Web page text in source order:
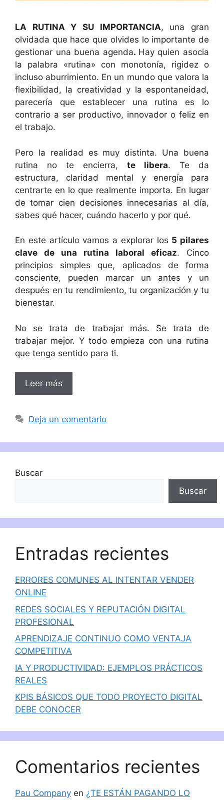
LA RUTINA Y SU IMPORTANCIA, una gran
olvidada que hace que olvides lo importante de
gestionar una buena agenda. Hay quien asocia
la palabra «rutina» con monotonía, rigidez o
incluso aburrimiento. En un mundo que valora la
flexibilidad, la creatividad y la espontaneidad,
parecería que establecer una rutina es lo
contrario a ser productivo, innovador o feliz en
el trabajo.
Pero la realidad es muy distinta. Una buena
rutina no te encierra, te libera. Te da
estructura, claridad mental y energía para
centrarte en lo que realmente importa. En lugar
de tomar cien decisiones innecesarias al día,
sabes qué hacer, cuándo hacerlo y por qué.
En este artículo vamos a explorar los 5 pilares
clave de una rutina laboral eficaz. Cinco
principios simples que, aplicados de forma
consciente, pueden marcar un antes y un
después en tu rendimiento, tu organización y tu
bienestar.
No se trata de trabajar más. Se trata de
trabajar mejor. Y todo empieza con una rutina
que tenga sentido para ti.
Leer más
Deja un comentario
Buscar
Buscar
Entradas recientes
ERRORES COMUNES AL INTENTAR VENDER
ONLINE
REDES SOCIALES Y REPUTACIÓN DIGITAL
PROFESIONAL
APRENDIZAJE CONTINUO COMO VENTAJA
COMPETITIVA
IA Y PRODUCTIVIDAD: EJEMPLOS PRÁCTICOS
REALES
KPIS BÁSICOS QUE TODO PROYECTO DIGITAL
DEBE CONOCER
Comentarios recientes
Pau Company en ¿TE ESTÁN PAGANDO LO